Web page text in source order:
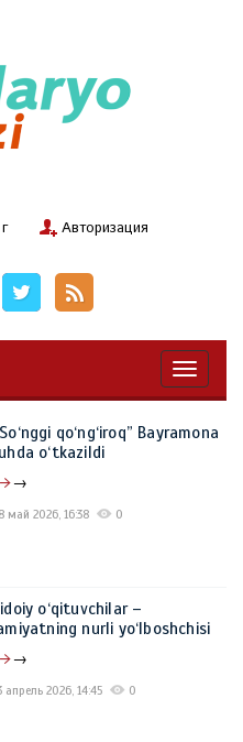
Авторизация
qo‘ng‘iroq” Bayramona
o‘tkazildi
→
май 2026, 16:38 0
o‘qituvchilar –
nurli yo‘lboshchisi
→
апрель 2026, 14:45 0